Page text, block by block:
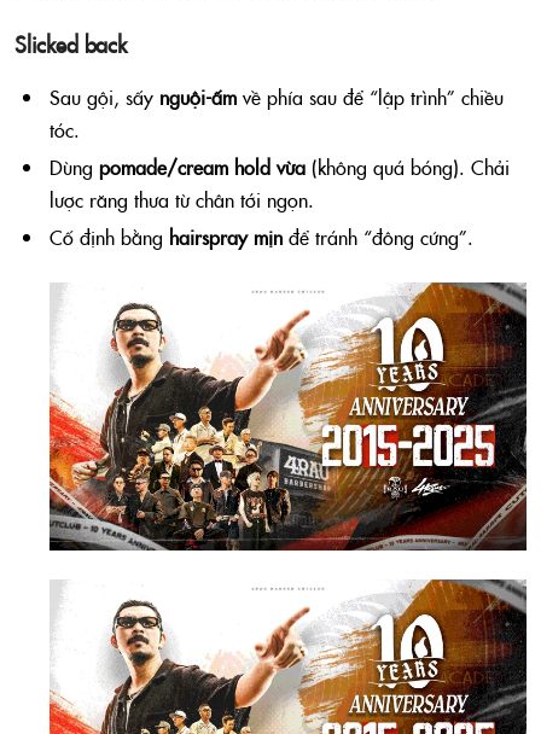
Slicked back
Sau gội, sấy nguội-ấmvề phía sau để “lập trình” chiều
tóc.
Dùng pomade/cream hold vừa(không quá bóng). Chải
lược răng thưa từ chân tới ngọn.
Cố định bằng hairspray mịnđể tránh “đông cứng”.